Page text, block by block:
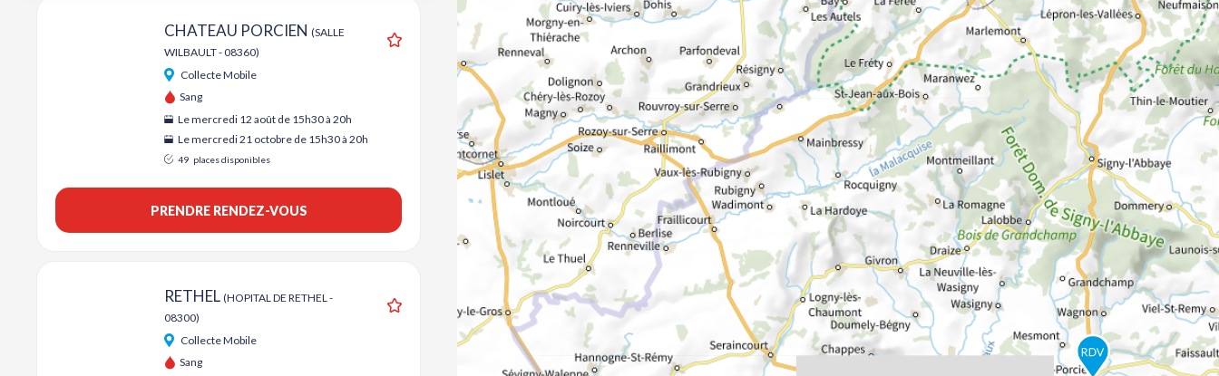
CHATEAU PORCIEN (SALLE
WILBAULT - 08360)
Ajouter aux favoris
Collecte Mobile
Sang
Le mercredi 12 août de 15h30 à 20h
Le mercredi 21 octobre de 15h30 à 20h
49 places disponibles
PRENDRE RENDEZ-VOUS
RETHEL (HOPITAL DE RETHEL -
08300)
Ajouter aux favoris
Collecte Mobile
Sang